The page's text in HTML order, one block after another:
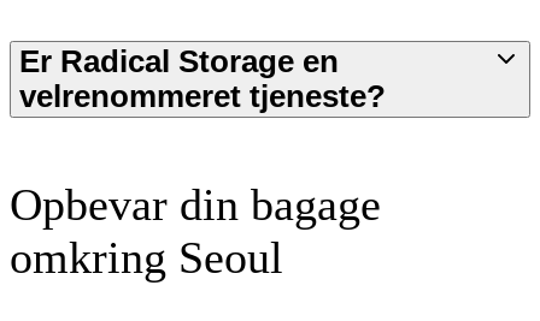
Er Radical Storage en
velrenommeret tjeneste?
Opbevar din bagage
omkring Seoul